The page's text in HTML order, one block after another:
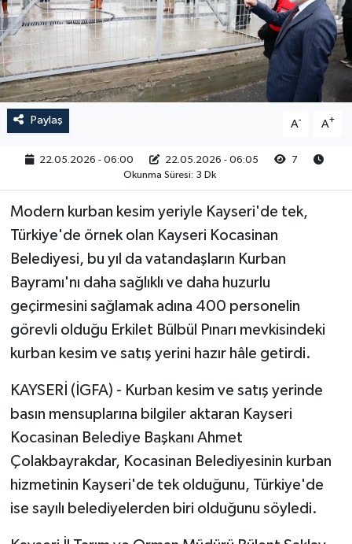
Paylaş A- A+
22.05.2026 - 06:00 22.05.2026 - 06:05
7
Okunma Süresi: 3 Dk
Modern kurban kesim yeriyle Kayseri'de tek,
Türkiye'de örnek olan Kayseri Kocasinan
Belediyesi, bu yıl da vatandaşların Kurban
Bayramı'nı daha sağlıklı ve daha huzurlu
geçirmesini sağlamak adına 400 personelin
görevli olduğu Erkilet Bülbül Pınarı mevkisindeki
kurban kesim ve satış yerini hazır hâle getirdi.
KAYSERİ (İGFA) - Kurban kesim ve satış yerinde
basın mensuplarına bilgiler aktaran Kayseri
Kocasinan Belediye Başkanı Ahmet
Çolakbayrakdar, Kocasinan Belediyesinin kurban
hizmetinin Kayseri'de tek olduğunu, Türkiye'de
ise sayılı belediyelerden biri olduğunu söyledi.
RESMİ İLAN